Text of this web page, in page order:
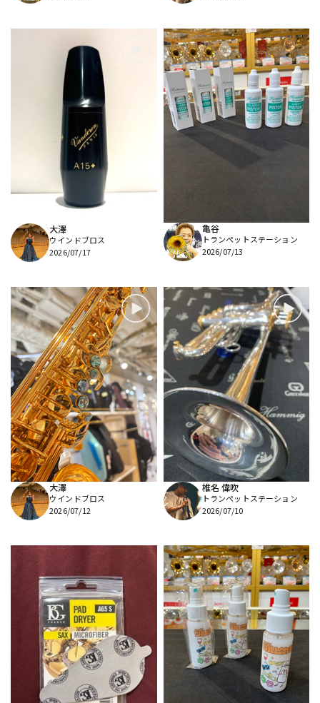
大澤
ウインドブロス
2026/07/17
亀谷
トランペットステーション
2026/07/13
大澤
ウインドブロス
2026/07/12
椎名 偉吹
トランペットステーション
2026/07/10